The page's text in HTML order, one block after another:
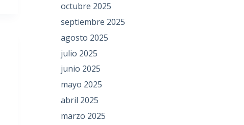
octubre 2025
septiembre 2025
agosto 2025
julio 2025
junio 2025
mayo 2025
abril 2025
marzo 2025